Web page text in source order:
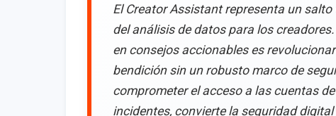
El Creator Assistant representa un
del análisis de datos para los
en consejos accionables es
bendición sin un robusto marco de
comprometer el acceso a las cuentas
incidentes, convierte la seguridad